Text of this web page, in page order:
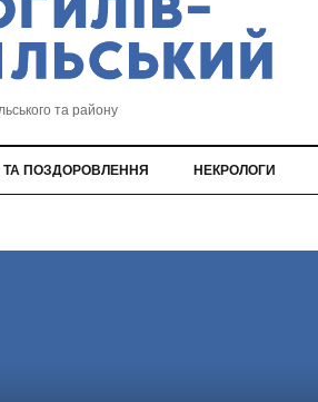
та району
ТА ПОЗДОРОВЛЕННЯ НЕКРОЛОГИ